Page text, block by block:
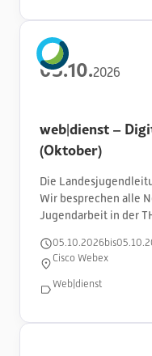
05.10.2026
web|dienst –
(Oktober)
Die
Wir besprechen alle
Jugendarbeit in der
05.10.2026bis05.10.
Cisco Webex
Web|dienst